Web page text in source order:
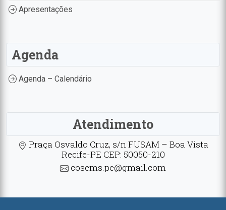
Apresentações
Agenda
Agenda – Calendário
Atendimento
Praça Osvaldo Cruz, s/n FUSAM – Boa Vista
Recife-PE CEP: 50050-210
cosems.pe@gmail.com